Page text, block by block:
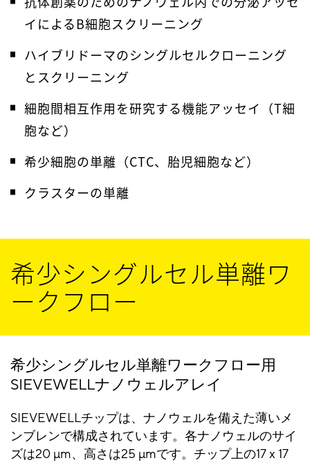
ナノウェル深
100 µm 100 µm
1ウェルあた
りのナノウェ
ル数
14,000
1プレート／
スライドあた
ル数
330,000 360,000
ナノウェル表
面
未処理 未処理
ャピラリー先
端径
イによるB細胞スクリーニング
ハイブリドーマのシングルセルクローニング
とスクリーニング
細胞間相互作用を研究する機能アッセイ（T細
胞など）
希少細胞の単離（CTC、胎児細胞など）
クラスターの単離
希少シングルセル単離ワ
ークフロー
希少シングルセル単離ワークフロー用
SIEVEWELLナノウェルアレイ
SIEVEWELLチップは、ナノウェルを備えた薄いメ
ンブレンで構成されています。各ナノウェルのサイ
ズは20 µm、高さは25 µmです。チップ上の17 x 17